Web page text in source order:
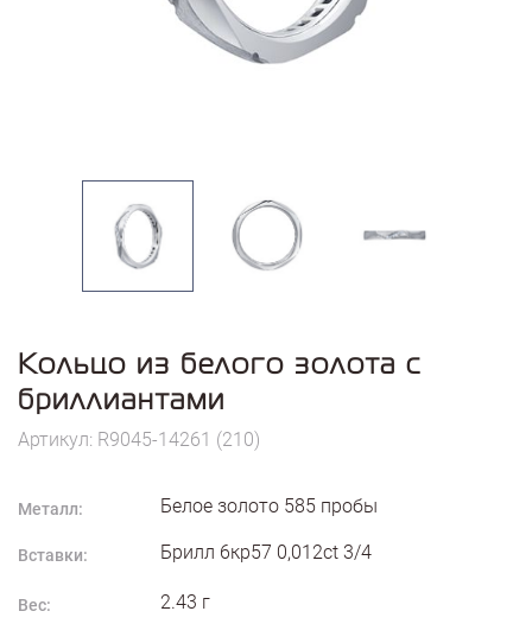
Кольцо из белого золота с
бриллиантами
Артикул: R9045-14261 (210)
Металл: Белое золото 585 пробы
Вставки: Брилл 6кр57 0,012ct 3/4
Вес: 2.43 г